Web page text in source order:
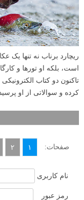
تنها هستم.
نوشته شده در ۲۹ بهمن ۱۳۹۲
ریچارد برناب نه تنها یک